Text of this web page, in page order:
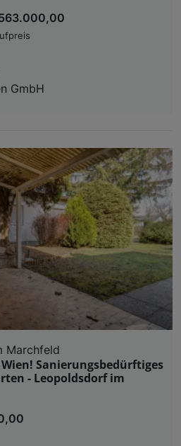
GmbH
Marchfeld
Sanierungsbedürftiges
- Leopoldsdorf im